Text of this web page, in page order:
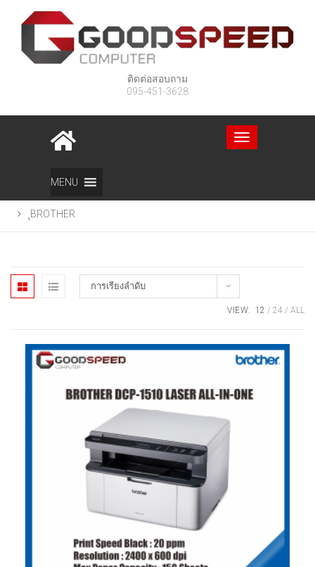
ติดต่อสอบถาม
095-451-3628
Toggle
navigation
MENU
สินค้า
ฺฺBROTHER
การเรียงลำดับ
VIEW: 12 24 ALL